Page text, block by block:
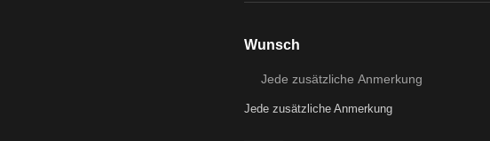
Wunsch
Jede zusätzliche Anmerkung